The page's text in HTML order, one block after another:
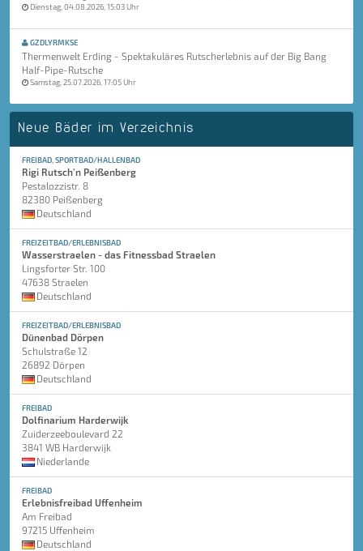
Dienstag, 04.08.2026, 15:03 Uhr
GZDLYRMKSE
Thermenwelt Erding - Spektakuläres Rutscherlebnis auf der Big Bang
Half-Pipe-Rutsche
Samstag, 25.07.2026, 17:05 Uhr
Neue Bäder im Verzeichnis
FREIBAD, SPORTBAD/HALLENBAD
Rigi Rutsch'n Peißenberg
Pestalozzistr. 8
82380 Peißenberg
Deutschland
FREIZEITBAD/ERLEBNISBAD
Wasserstraelen - das Fitnessbad Straelen
Lingsforter Str. 100
47638 Straelen
Deutschland
FREIZEITBAD/ERLEBNISBAD
Dünenbad Dörpen
Schulstraße 12
26892 Dörpen
Deutschland
FREIBAD
Dolfinarium Harderwijk
Zuiderzeeboulevard 22
3841 WB Harderwijk
Niederlande
FREIBAD
Erlebnisfreibad Uffenheim
Am Freibad
97215 Uffenheim
Deutschland